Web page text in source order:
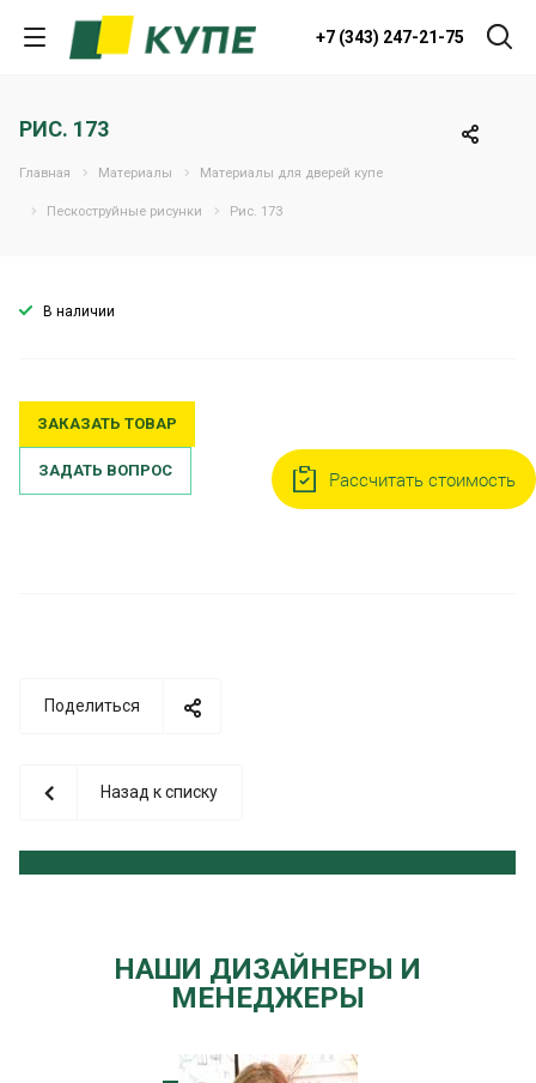
+7 (343) 247-21-75
РИС. 173
Главная Материалы Материалы для дверей купе
Пескоструйные рисунки Рис. 173
В наличии
ЗАКАЗАТЬ ТОВАР
ЗАДАТЬ ВОПРОС
Поделиться
Назад к списку
НАШИ ДИЗАЙНЕРЫ И
МЕНЕДЖЕРЫ
Рассчитать стоимость